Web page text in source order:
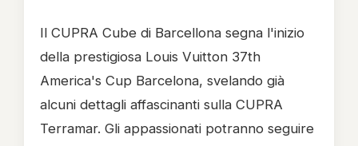
Il CUPRA Cube di Barcellona segna l'inizio
della prestigiosa Louis Vuitton 37th
America's Cup Barcelona, svelando già
alcuni dettagli affascinanti sulla CUPRA
Terramar. Gli appassionati potranno seguire